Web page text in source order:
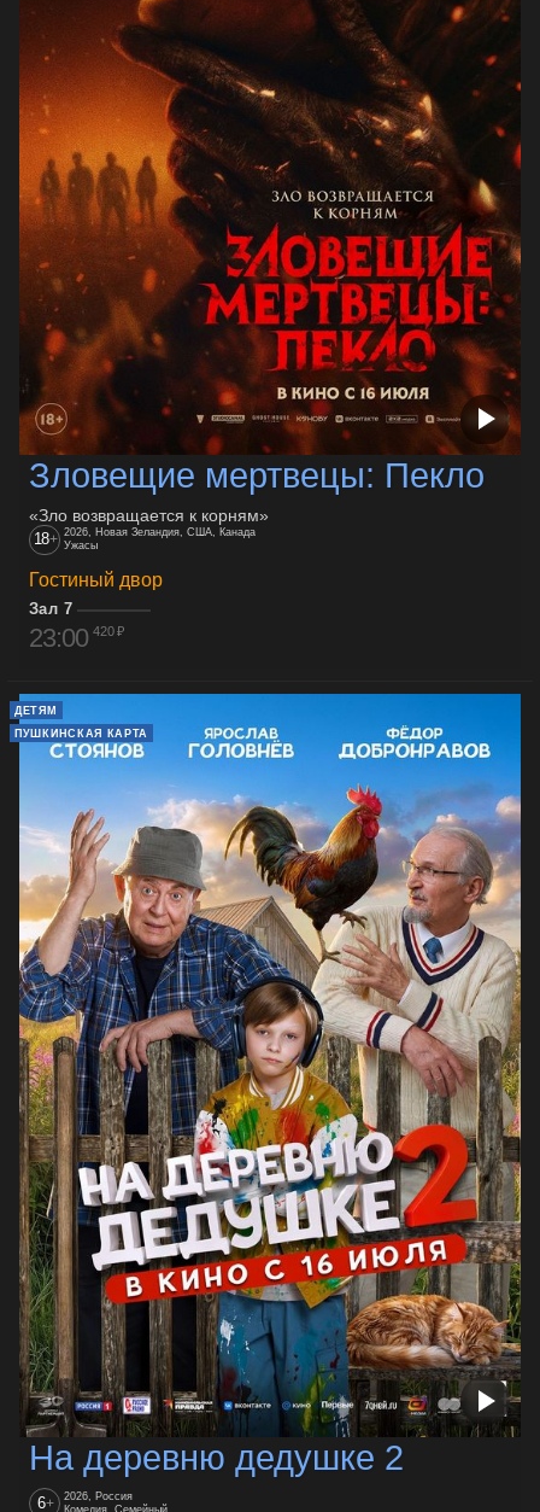
Зловещие мертвецы: Пекло
«Зло возвращается к корням»
18+ 2026, Новая Зеландия, США, Канада
Ужасы
Гостиный двор
Зал 7
23:00 420 ₽
ДЕТЯМ
ПУШКИНСКАЯ КАРТА
На деревню дедушке 2
6+
2026, Россия